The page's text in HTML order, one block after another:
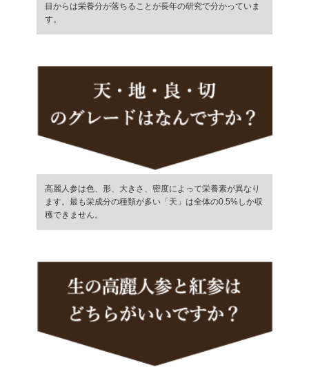
目からは栄養分が落ちることが長年の研究で分かっていま
す。
高麗人参は色、形、大きさ、密度によって栄養素が異なり
ます。最も栄成分の種類が多い「天」は全体の0.5%しか収
穫できません。